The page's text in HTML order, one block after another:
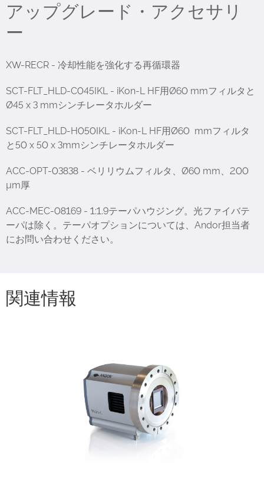
アップグレード・アクセサリ
ー
XW-RECR - 冷却性能を強化する再循環器
SCT-FLT_HLD-C045IKL - iKon-L HF用Ø60 mmフィルタと
Ø45 x 3 mmシンチレータホルダー
SCT-FLT_HLD-H050IKL - iKon-L HF用Ø60 mmフィルタ
と50 x 50 x 3mmシンチレータホルダー
ACC-OPT-03838 - ベリリウムフィルタ、Ø60 mm、200
µm厚
ACC-MEC-08169 - 1:1.9テーパハウジング。光ファイバテ
ーパは除く。テーパオプションについては、Andor担当者
にお問い合わせください。
関連情報